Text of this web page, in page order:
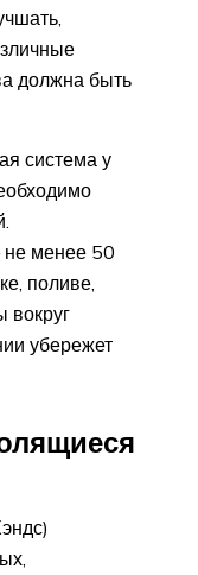
должна быть
система у
менее 50
поливе,
вокруг
убережет